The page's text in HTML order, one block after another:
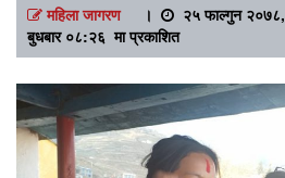
महिला जागरण।
२५ फाल्गुन २०७८,
बुधबार ०८:२६ मा प्रकाशित